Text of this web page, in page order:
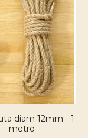
diam 12mm - 1
metro